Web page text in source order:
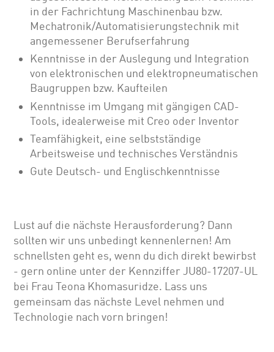
in der Fachrichtung Maschinenbau bzw.
Mechatronik/Automatisierungstechnik mit
angemessener Berufserfahrung
Kenntnisse in der Auslegung und Integration
von elektronischen und elektropneumatischen
Baugruppen bzw. Kaufteilen
Kenntnisse im Umgang mit gängigen CAD-
Tools, idealerweise mit Creo oder Inventor
Teamfähigkeit, eine selbstständige
Arbeitsweise und technisches Verständnis
Gute Deutsch- und Englischkenntnisse
Lust auf die nächste Herausforderung? Dann
sollten wir uns unbedingt kennenlernen! Am
schnellsten geht es, wenn du dich direkt bewirbst
- gern online unter der Kennziffer JU80-17207-UL
bei Frau Teona Khomasuridze. Lass uns
gemeinsam das nächste Level nehmen und
Technologie nach vorn bringen!